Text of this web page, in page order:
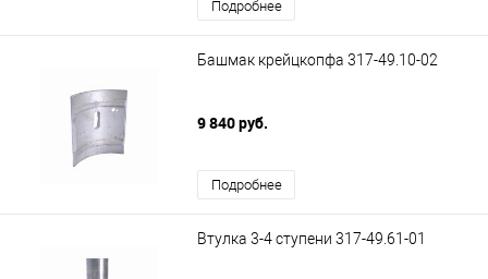
Подробнее
Башмак крейцкопфа 317-49.10-02
9 840 руб.
Подробнее
Втулка 3-4 ступени 317-49.61-01